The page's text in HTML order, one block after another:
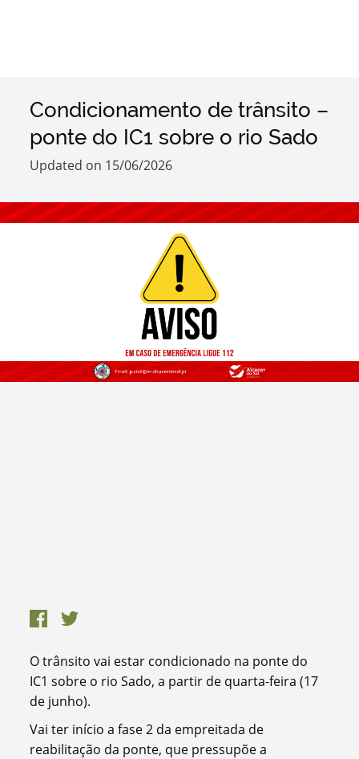
Search term
Categories
Condicionamento de trânsito –
ponte do IC1 sobre o rio Sado
Updated on 15/06/2026
O trânsito vai estar condicionado na ponte do
IC1 sobre o rio Sado, a partir de quarta-feira (17
de junho).
Vai ter início a fase 2 da empreitada de
reabilitação da ponte, que pressupõe a